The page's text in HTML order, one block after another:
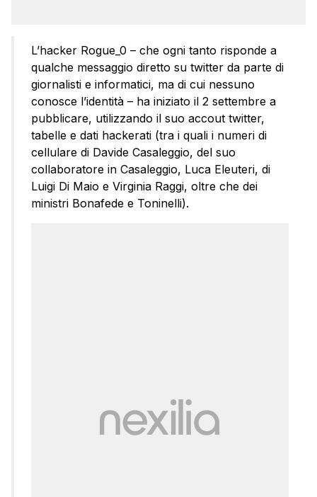
L’hacker Rogue_0 – che ogni tanto risponde a
qualche messaggio diretto su twitter da parte di
giornalisti e informatici, ma di cui nessuno
conosce l’identità – ha iniziato il 2 settembre a
pubblicare, utilizzando il suo accout twitter,
tabelle e dati hackerati (tra i quali i numeri di
cellulare di Davide Casaleggio, del suo
collaboratore in Casaleggio, Luca Eleuteri, di
Luigi Di Maio e Virginia Raggi, oltre che dei
ministri Bonafede e Toninelli).